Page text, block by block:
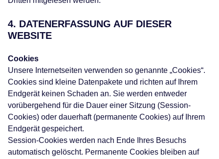
4. DATENERFASSUNG AUF DIESER
WEBSITE
Cookies
Unsere Internetseiten verwenden so genannte „Cookies“.
Cookies sind kleine Datenpakete und richten auf Ihrem
Endgerät keinen Schaden an. Sie werden entweder
vorübergehend für die Dauer einer Sitzung (Session-
Cookies) oder dauerhaft (permanente Cookies) auf Ihrem
Endgerät gespeichert.
Session-Cookies werden nach Ende Ihres Besuchs
automatisch gelöscht. Permanente Cookies bleiben auf